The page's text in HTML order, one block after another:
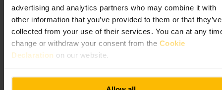
advertising and analytics partners who may combine it with
other information that you’ve provided to them or that they’ve
collected from your use of their services. You can at any
change or withdraw your consent from the Cookie
Declaration on our website.
Attrazioni a Canary
Wharf e divertimento per
famiglie